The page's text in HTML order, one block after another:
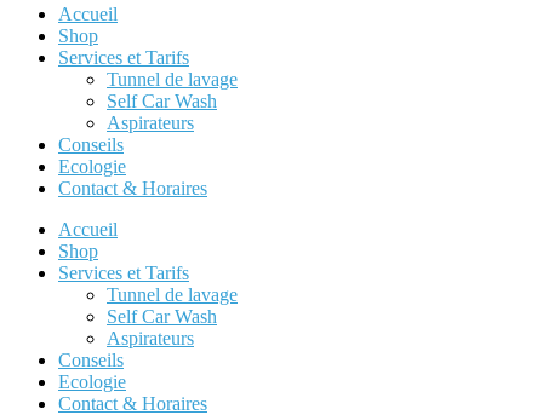
Accueil
Shop
Services et Tarifs
Tunnel de lavage
Self Car Wash
Aspirateurs
Conseils
Ecologie
Contact & Horaires
Accueil
Shop
Services et Tarifs
Tunnel de lavage
Self Car Wash
Aspirateurs
Conseils
Ecologie
Contact & Horaires